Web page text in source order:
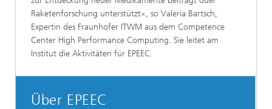
Raketenforschung unterstützt«, so Valeria Bartsch,
Expertin des Fraunhofer ITWM aus dem Competence
Center High Performance Computing. Sie leitet am
Institut die Aktivitäten für EPEEC.
Über EPEEC